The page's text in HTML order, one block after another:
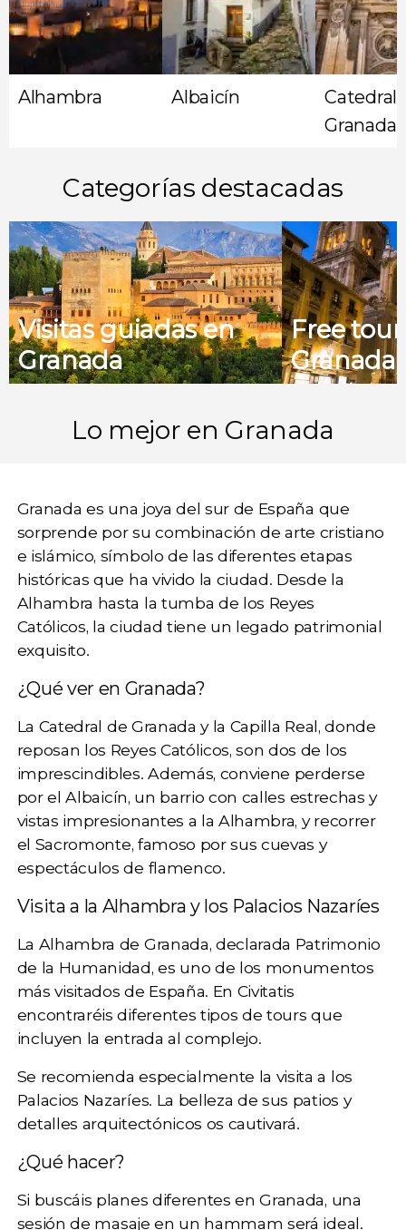
Alhambra Albaicín
Catedral
Granada
Categorías destacadas
Visitas guiadas en
Granada
Free
Granada
Lo mejor en Granada
Granadaes una joya del sur de España que
sorprende por su combinación de arte cristiano
e islámico, símbolo de las diferentes etapas
históricas que ha vivido la ciudad. Desde la
Alhambra hasta la tumba de los Reyes
Católicos, la ciudad tiene un legado patrimonial
exquisito.
¿Qué ver en Granada?
La Catedral de Granada y la Capilla Real, donde
reposan los Reyes Católicos, son dos de los
imprescindibles. Además, conviene perderse
por elAlbaicín, un barrio con calles estrechas y
vistas impresionantes a la Alhambra, y recorrer
el Sacromonte, famoso por sus cuevas y
espectáculos de flamenco.
Visita a la Alhambra y los Palacios Nazaríes
La Alhambra de Granada, declarada Patrimonio
de la Humanidad, es uno de los monumentos
más visitados de España. En Civitatis
encontraréis diferentes tipos de tours que
incluyen la entrada al complejo.
Se recomienda especialmente la visita a los
Palacios Nazaríes. La belleza de sus patios y
detalles arquitectónicos os cautivará.
¿Qué hacer?
Si buscáis planes diferentes en Granada, una
sesión de masaje en un hammamserá ideal.